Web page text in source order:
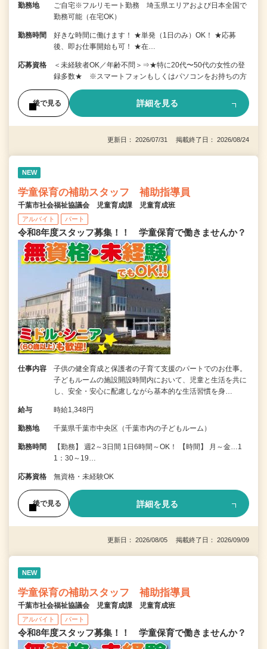
勤務地
ご自宅※フルリモート勤務 埼玉県エリアおよび日本全国で
勤務可能（在宅OK）
勤務時間
好きな時間に働けます！ ★単発（1日のみ）OK！ ★応募
後、即お仕事開始も可！ ★在…
応募資格
＜未経験者OK／年齢不問＞⇒★特に20代〜50代の女性の登
録多数★ ※スマートフォンもしくはパソコンをお持ちの方
後で見る 詳細を見る
更新日： 2026/07/31 掲載終了日： 2026/08/24
NEW
学童保育の補助スタッフ 補助指導員
千葉市社会福祉協議会 児童育成課 児童育成班
アルバイト パート
令和8年度スタッフ募集！！ 学童保育で働きませんか？
仕事内容
子供の健全育成と保護者の子育て支援のパートでのお仕事。
子どもルームの施設開設時間内において、児童と生活を共に
し、安全・安心に配慮しながら基本的な生活習慣を身…
給与 時給1,348円
勤務地 千葉県千葉市中央区（千葉市内の子どもルーム）
勤務時間
【勤務】 週2～3日間 1日6時間～OK！ 【時間】 月～金…1
1：30～19…
応募資格 無資格・未経験OK
後で見る 詳細を見る
更新日： 2026/08/05 掲載終了日： 2026/09/09
NEW
学童保育の補助スタッフ 補助指導員
千葉市社会福祉協議会 児童育成課 児童育成班
アルバイト パート
令和8年度スタッフ募集！！ 学童保育で働きませんか？